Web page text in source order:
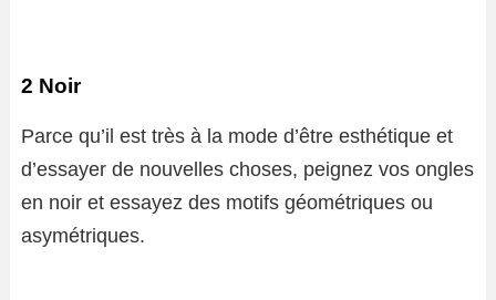
2 Noir
Parce qu’il est très à la mode d’être esthétique et
d’essayer de nouvelles choses, peignez vos ongles
en noir et essayez des motifs géométriques ou
asymétriques.